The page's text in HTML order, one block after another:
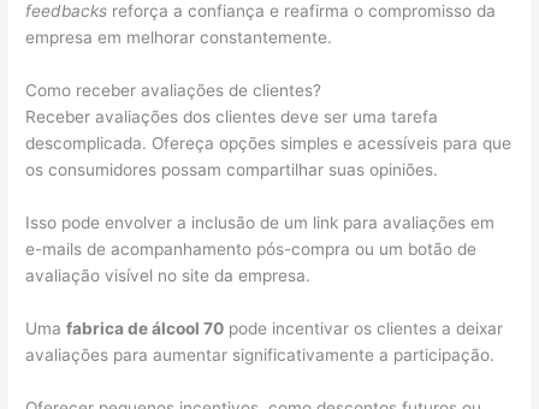
feedbacks reforça a confiança e reafirma o compromisso da
empresa em melhorar constantemente.
Como receber avaliações de clientes?
Receber avaliações dos clientes deve ser uma tarefa
descomplicada. Ofereça opções simples e acessíveis para que
os consumidores possam compartilhar suas opiniões.
Isso pode envolver a inclusão de um link para avaliações em
e-mails de acompanhamento pós-compra ou um botão de
avaliação visível no site da empresa.
Umafabrica de álcool 70 pode incentivar os clientes a deixar
avaliações para aumentar significativamente a participação.